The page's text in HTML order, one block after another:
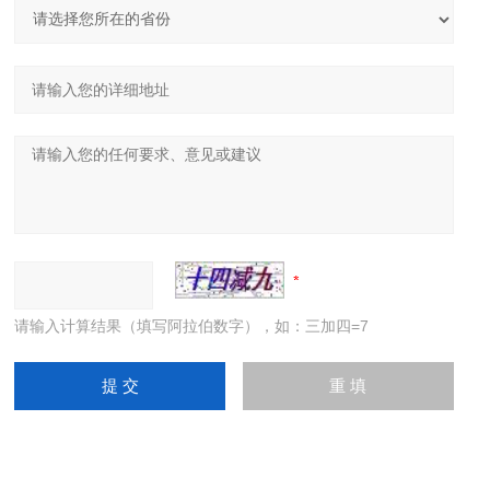
请输入计算结果（填写阿拉伯数字），如：三加四=7